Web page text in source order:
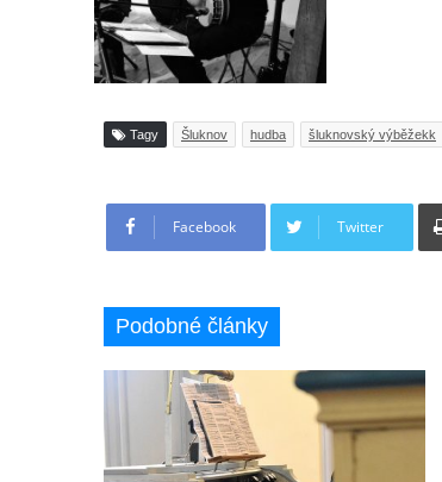
Tagy Šluknov hudba šluknovský výběžekk
Facebook Twitter
Podobné články